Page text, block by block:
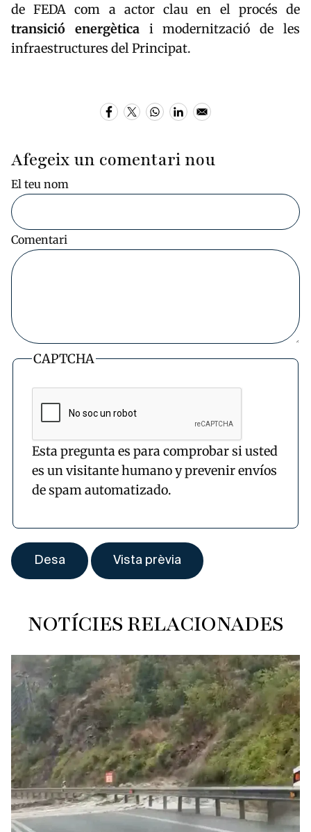
de FEDA com a actor clau en el procés de
transició energèticai modernització de les
infraestructures del Principat.
Afegeix un comentari nou
El teu nom
Comentari
CAPTCHA
Esta pregunta es para comprobar si usted
es un visitante humano y prevenir envíos
de spam automatizado.
NOTÍCIES RELACIONADES